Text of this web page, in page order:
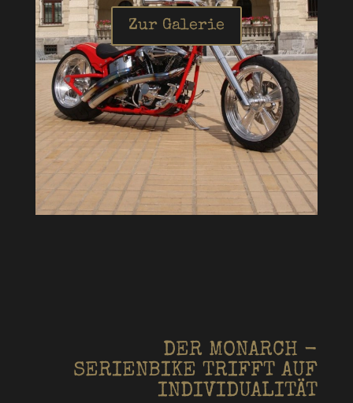
Zur Galerie
DER MONARCH -
SERIENBIKE TRIFFT AUF
INDIVIDUALITÄT